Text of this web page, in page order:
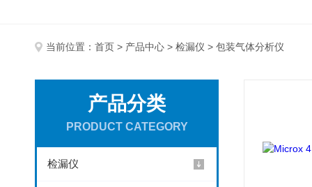
当前位置： 首页 > 产品中心 > 检漏仪 > 包装气体分析仪
产品分类
PRODUCT CATEGORY
检漏仪